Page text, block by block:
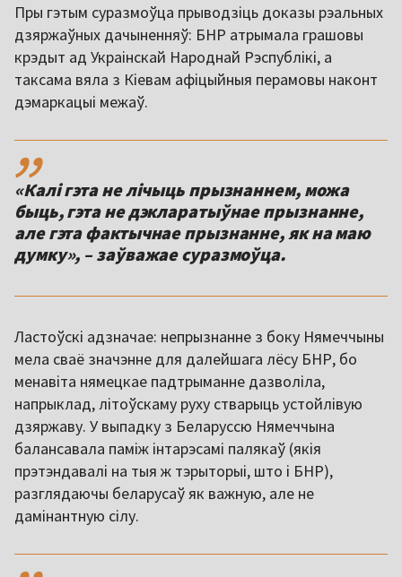
Пры гэтым суразмоўца прыводзіць доказы рэальных
дзяржаўных дачыненняў: БНР атрымала грашовы
крэдыт ад Украінскай Народнай Рэспублікі, а
таксама вяла з Кіевам афіцыйныя перамовы наконт
дэмаркацыі межаў.
,,
«Калі гэта не лічыць прызнаннем, можа
быць, гэта не дэкларатыўнае прызнанне,
але гэта фактычнае прызнанне, як на маю
думку», – заўважае суразмоўца.
Ластоўскі адзначае: непрызнанне з боку Нямеччыны
мела сваё значэнне для далейшага лёсу БНР, бо
менавіта нямецкае падтрыманне дазволіла,
напрыклад, літоўскаму руху стварыць устойлівую
дзяржаву. У выпадку з Беларуссю Нямеччына
балансавала паміж інтарэсамі палякаў (якія
прэтэндавалі на тыя ж тэрыторыі, што і БНР),
разглядаючы беларусаў як важную, але не
дамінантную сілу.
,,